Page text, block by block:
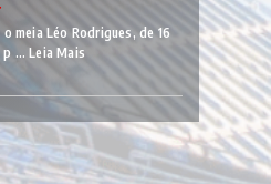
meia Léo Rodrigues, de 16
p …Leia Mais